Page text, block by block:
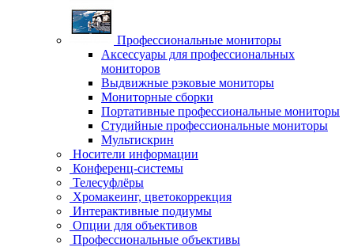
Профессиональные мониторы
Аксессуары для профессиональных
мониторов
Выдвижные рэковые мониторы
Мониторные сборки
Портативные профессиональные мониторы
Студийные профессиональные мониторы
Мультискрин
Носители информации
Конференц-системы
Телесуфлёры
Хромакеинг, цветокоррекция
Интерактивные подиумы
Опции для объективов
Профессиональные объективы